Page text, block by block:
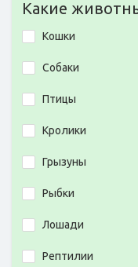
Какие
Кошки
Собаки
Птицы
Кролики
Грызуны
Рыбки
Лошади
Рептилии